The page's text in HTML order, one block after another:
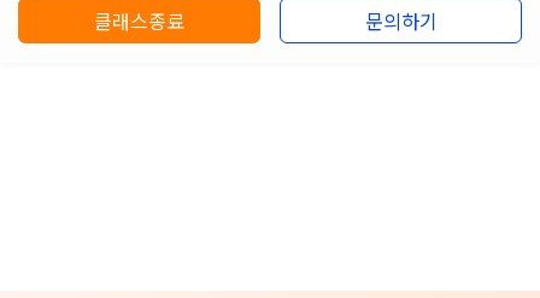
클래스종료
문의하기